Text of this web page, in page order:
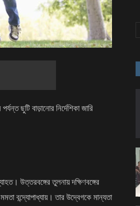
ছুটি বাড়ানোর নির্দেশিকা জারি
উত্তরবঙ্গের তুলনায় দক্ষিণবঙ্গের
বন্দ্যোপাধ্যায়। তার উদ্বেগকে মান্যতা